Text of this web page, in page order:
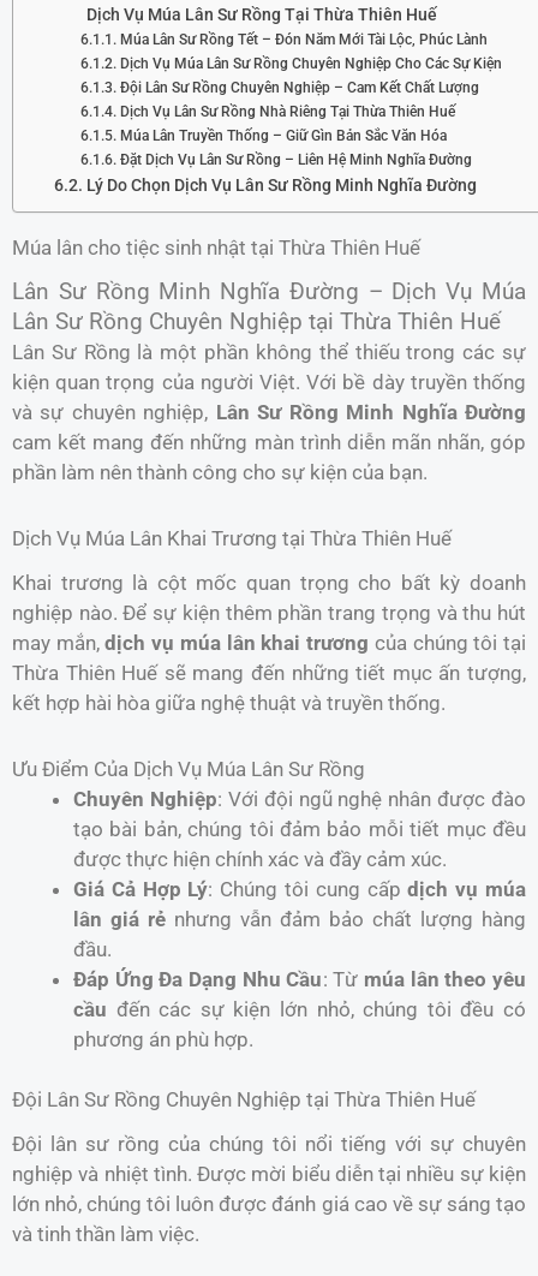
Dịch Vụ Múa Lân Sư Rồng Tại Thừa Thiên Huế
Múa Lân Sư Rồng Tết – Đón Năm Mới Tài Lộc, Phúc Lành
Dịch Vụ Múa Lân Sư Rồng Chuyên Nghiệp Cho Các Sự Kiện
Đội Lân Sư Rồng Chuyên Nghiệp – Cam Kết Chất Lượng
Dịch Vụ Lân Sư Rồng Nhà Riêng Tại Thừa Thiên Huế
Múa Lân Truyền Thống – Giữ Gìn Bản Sắc Văn Hóa
Đặt Dịch Vụ Lân Sư Rồng – Liên Hệ Minh Nghĩa Đường
Lý Do Chọn Dịch Vụ Lân Sư Rồng Minh Nghĩa Đường
Múa lân cho tiệc sinh nhật tại Thừa Thiên Huế
Lân Sư Rồng Minh Nghĩa Đường – Dịch Vụ Múa
Lân Sư Rồng Chuyên Nghiệp tại Thừa Thiên Huế
Lân Sư Rồng là một phần không thể thiếu trong các sự
kiện quan trọng của người Việt. Với bề dày truyền thống
và sự chuyên nghiệp, Lân Sư Rồng Minh Nghĩa Đường
cam kết mang đến những màn trình diễn mãn nhãn, góp
phần làm nên thành công cho sự kiện của bạn.
Dịch Vụ Múa Lân Khai Trương tại Thừa Thiên Huế
Khai trương là cột mốc quan trọng cho bất kỳ doanh
nghiệp nào. Để sự kiện thêm phần trang trọng và thu hút
may mắn,dịch vụ múa lân khai trương của chúng tôi tại
Thừa Thiên Huế sẽ mang đến những tiết mục ấn tượng,
kết hợp hài hòa giữa nghệ thuật và truyền thống.
Ưu Điểm Của Dịch Vụ Múa Lân Sư Rồng
Chuyên Nghiệp: Với đội ngũ nghệ nhân được đào
tạo bài bản, chúng tôi đảm bảo mỗi tiết mục đều
được thực hiện chính xác và đầy cảm xúc.
Giá Cả Hợp Lý: Chúng tôi cung cấpdịch vụ múa
lân giá rẻ nhưng vẫn đảm bảo chất lượng hàng
đầu.
Đáp Ứng Đa Dạng Nhu Cầu: Từ múa lân theo yêu
cầu đến các sự kiện lớn nhỏ, chúng tôi đều có
phương án phù hợp.
Đội Lân Sư Rồng Chuyên Nghiệp tại Thừa Thiên Huế
Đội lân sư rồng của chúng tôi nổi tiếng với sự chuyên
nghiệp và nhiệt tình. Được mời biểu diễn tại nhiều sự kiện
lớn nhỏ, chúng tôi luôn được đánh giá cao về sự sáng tạo
và tinh thần làm việc.